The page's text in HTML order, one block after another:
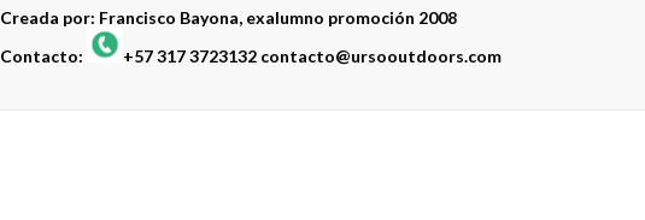
Creada por: Francisco Bayona, exalumno promoción 2008
Contacto:
+57 317 3723132 contacto@ursooutdoors.com